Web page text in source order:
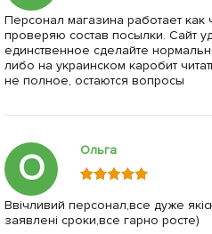
Персонал магазина работает как
проверяю состав посылки. Сайт
единственное сделайте
либо на украинском каробит
не полное, остаются вопросы
О Ольга
Ввічливий персонал,все дуже
заявлені сроки,все гарно росте)